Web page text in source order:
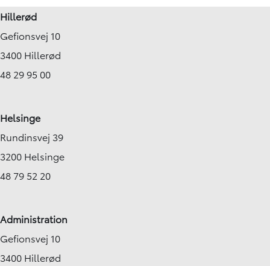
Hillerød
Gefionsvej 10
3400 Hillerød
48 29 95 00
Helsinge
Rundinsvej 39
3200 Helsinge
48 79 52 20
Administration
Gefionsvej 10
3400 Hillerød